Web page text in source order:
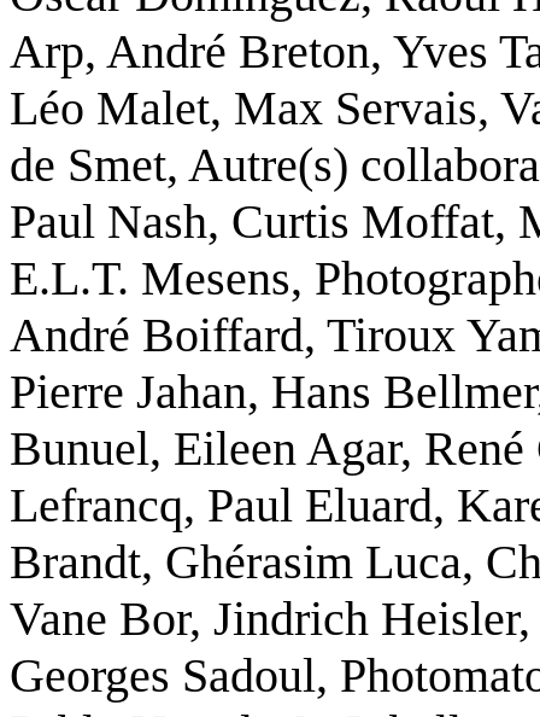
Arp, André Breton, Yves
Léo Malet, Max Servais,
de Smet, Autre(s)
Paul Nash, Curtis Moffat,
E.L.T. Mesens,
André Boiffard, Tiroux
Pierre Jahan, Hans Bellmer
Bunuel, Eileen Agar, René
Lefrancq, Paul Eluard,
Brandt, Ghérasim Luca,
Vane Bor, Jindrich Heisler
Georges Sadoul,